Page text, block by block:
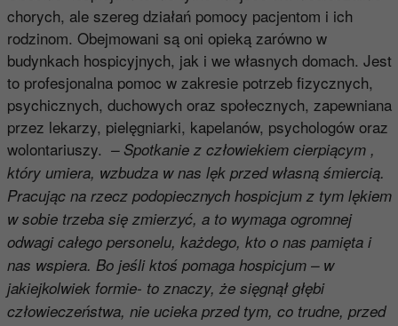
chorych, ale szereg działań pomocy pacjentom i ich
rodzinom. Obejmowani są oni opieką zarówno w
budynkach hospicyjnych, jak i we własnych domach. Jest
to profesjonalna pomoc w zakresie potrzeb fizycznych,
psychicznych, duchowych oraz społecznych, zapewniana
przez lekarzy, pielęgniarki, kapelanów, psychologów oraz
wolontariuszy. – Spotkanie z człowiekiem cierpiącym ,
który umiera, wzbudza w nas lęk przed własną śmiercią.
Pracując na rzecz podopiecznych hospicjum z tym lękiem
w sobie trzeba się zmierzyć, a to wymaga ogromnej
odwagi całego personelu, każdego, kto o nas pamięta i
nas wspiera. Bo jeśli ktoś pomaga hospicjum – w
jakiejkolwiek formie- to znaczy, że sięgnął głębi
człowieczeństwa, nie ucieka przed tym, co trudne, przed